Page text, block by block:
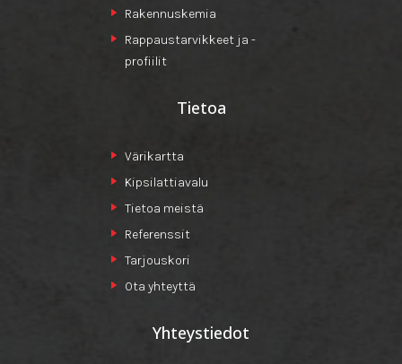
Rakennuskemia
Rappaustarvikkeet ja -
profiilit
Tietoa
Värikartta
Kipsilattiavalu
Tietoa meistä
Referenssit
Tarjouskori
Ota yhteyttä
Yhteystiedot